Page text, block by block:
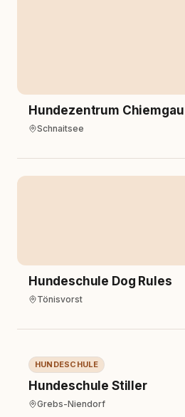
Hundezentrum Chiemgau
Schnaitsee
Hundeschule Dog Rules
Tönisvorst
HUNDESCHULE
Hundeschule Stiller
Grebs-Niendorf